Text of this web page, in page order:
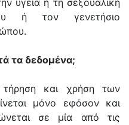
υγεία ή τη σεξουαλική
ή τον γενετήσιο
τα δεδομένα;
τήρηση και χρήση των
μόνο εφόσον και
σε μία από τις